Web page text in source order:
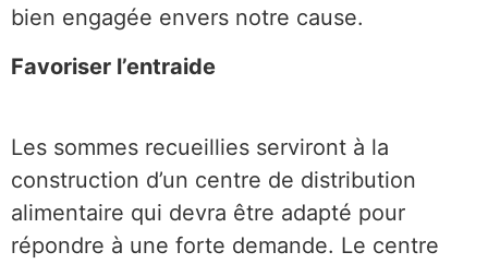
bien engagée envers notre cause.
Favoriser l’entraide
Les sommes recueillies serviront à la
construction d’un centre de distribution
alimentaire qui devra être adapté pour
répondre à une forte demande. Le centre